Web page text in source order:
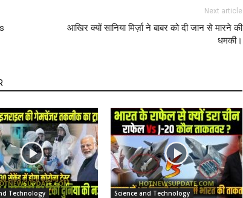
Next article
आखिर क्यों सानिया मिर्ज़ा ने बाबर को दी जान से मारने की
धमकी।
Technology Science and Technology